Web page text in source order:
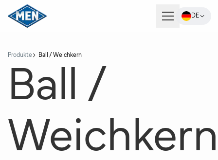
DE
Unternehmen
Karriere
Produkte Ball / Weichkern
Ball /
Weichkern